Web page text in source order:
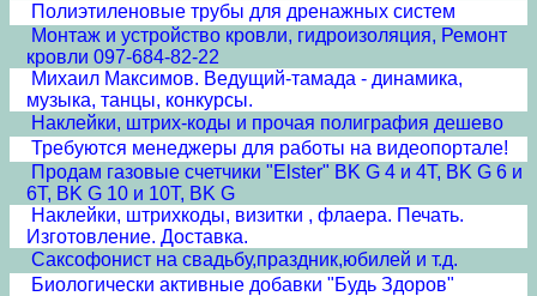
Полиэтиленовые трубы для дренажных систем
Монтаж и устройство кровли, гидроизоляция, Ремонт
кровли 097-684-82-22
Михаил Максимов. Ведущий-тамада - динамика,
музыка, танцы, конкурсы.
Наклейки, штрих-коды и прочая полиграфия дешево
Требуются менеджеры для работы на видеопортале!
Продам газовые счетчики "Elster" BK G 4 и 4T, BK G 6 и
6T, BK G 10 и 10T, BK G
Наклейки, штрихкоды, визитки , флаера. Печать.
Изготовление. Доставка.
Cаксофонист на свадьбу,праздник,юбилей и т.д.
Биологически активные добавки "Будь Здоров"